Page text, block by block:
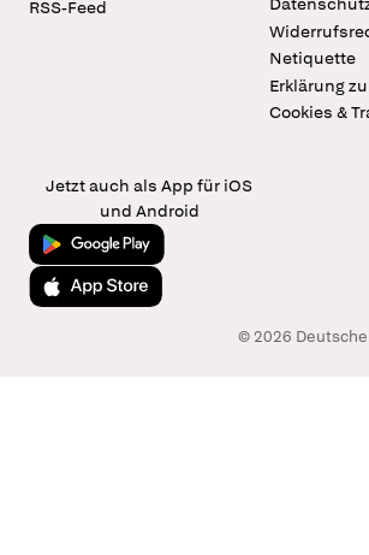
RSS-Feed
Netiquette
Erklärung
Cookies &
Jetzt auch als App für iOS
und Android
Jetzt bei Google Play
Laden im App Store
© 2026